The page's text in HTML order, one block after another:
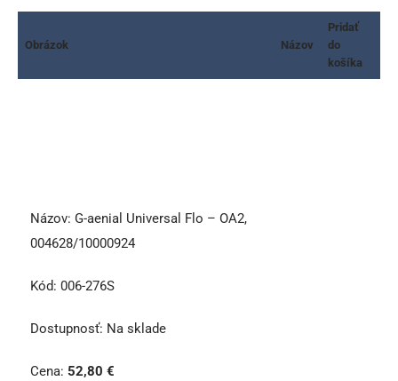
Obrázok Názov
Pridať
do
košíka
Názov: G-aenial Universal Flo – OA2,
004628/10000924
Kód: 006-276S
Dostupnosť: Na sklade
Cena: 52,80 €